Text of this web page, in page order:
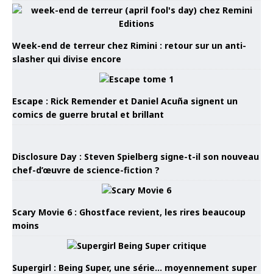
Week-end de terreur chez Rimini : retour sur un anti-
slasher qui divise encore
Escape : Rick Remender et Daniel Acuña signent un
comics de guerre brutal et brillant
Disclosure Day : Steven Spielberg signe-t-il son nouveau
chef-d’œuvre de science-fiction ?
Scary Movie 6 : Ghostface revient, les rires beaucoup
moins
Supergirl : Being Super, une série… moyennement super